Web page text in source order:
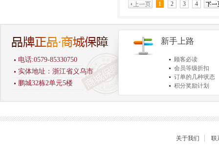
1 2 3 4
电话:0579-85330750
实体地址：浙江省义乌市
鹏城32栋2单元5楼
新手上路
顾客必读
会员等级折扣
订单的几种状态
积分奖励计划
商品退货保障
关于我们 联